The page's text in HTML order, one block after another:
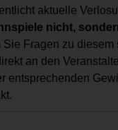
aktuelle
nicht,
Sie Fragen zu
an den
entsprechenden